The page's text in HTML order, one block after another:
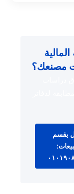
مصنعك؟
بقسم